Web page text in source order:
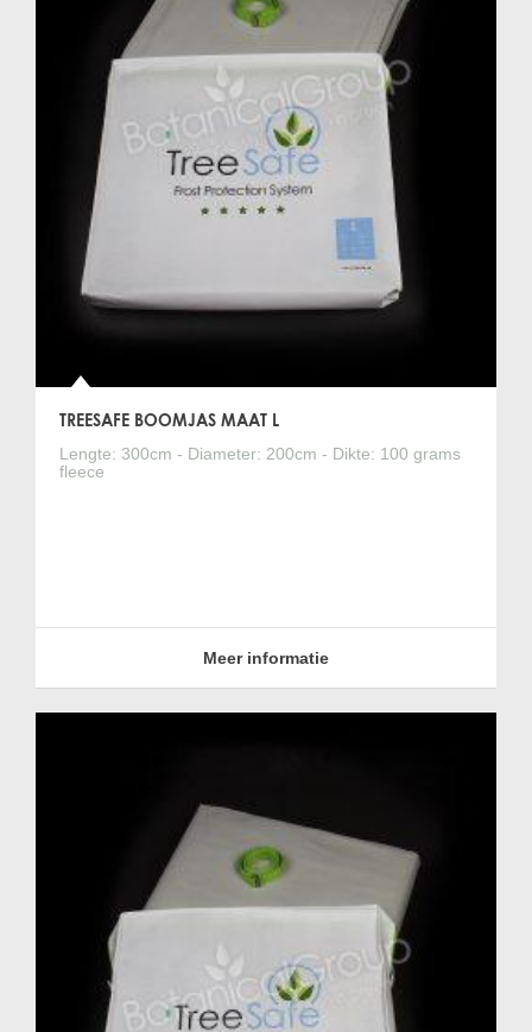
TREESAFE BOOMJAS MAAT L
Lengte: 300cm - Diameter: 200cm - Dikte: 100 grams
fleece
Meer informatie